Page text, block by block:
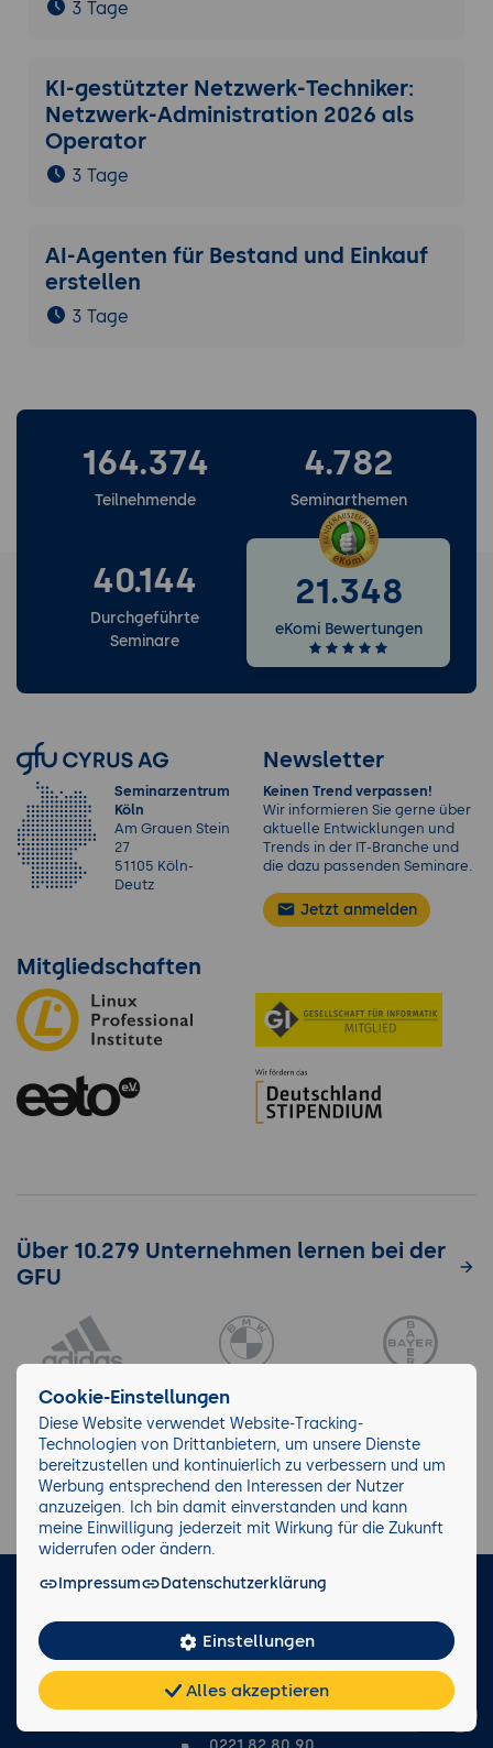
3 Tage
KI-gestützter Netzwerk-Techniker:
Netzwerk-Administration 2026 als
Operator
3 Tage
AI-Agenten für Bestand und Einkauf
erstellen
3 Tage
164.374
Teilnehmende
4.782
Seminarthemen
40.144
Durchgeführte
Seminare
21.348
eKomi Bewertungen
Seminarzentrum
Köln
Am Grauen Stein
27
51105 Köln-
Deutz
Newsletter
Keinen Trend verpassen!
Wir informieren Sie gerne über
aktuelle Entwicklungen und
Trends in der IT-Branche und
die dazu passenden Seminare.
Jetzt anmelden
Mitgliedschaften
Über 10.279 Unternehmen lernen bei der
GFU
Impressum/AGB Datenschutz Blog Wiki
Facts
Teilen FAQ Cookies
Cookie-Einstellungen
Diese Website verwendet Website-Tracking-
Technologien von Drittanbietern, um unsere Dienste
bereitzustellen und kontinuierlich zu verbessern und um
Werbung entsprechend den Interessen der Nutzer
anzuzeigen. Ich bin damit einverstanden und kann
meine Einwilligung jederzeit mit Wirkung für die Zukunft
widerrufen oder ändern.
Impressum
Datenschutzerklärung
Einstellungen
Alles akzeptieren